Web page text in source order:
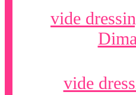
vide
vide